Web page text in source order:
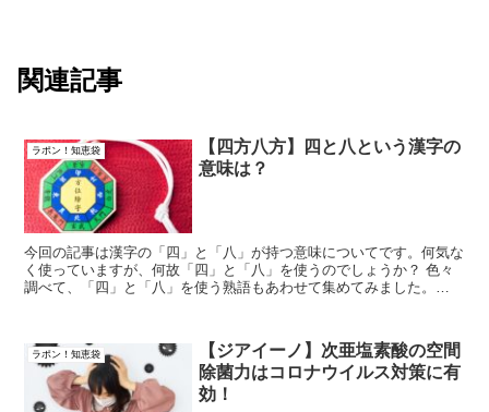
関連記事
ラポン！知恵袋
【四方八方】四と八という漢字の
意味は？
今回の記事は漢字の「四」と「八」が持つ意味についてです。何気な
く使っていますが、何故「四」と「八」を使うのでしょうか？ 色々
調べて、「四」と「八」を使う熟語もあわせて集めてみました。
ラポン！知恵袋
【ジアイーノ】次亜塩素酸の空間
除菌力はコロナウイルス対策に有
効！